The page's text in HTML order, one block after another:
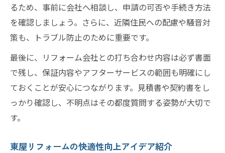
るため、事前に会社へ相談し、申請の可否や手続き方法
を確認しましょう。さらに、近隣住民への配慮や騒音対
策も、トラブル防止のために重要です。
最後に、リフォーム会社との打ち合わせ内容は必ず書面
で残し、保証内容やアフターサービスの範囲も明確にし
ておくことが安心につながります。見積書や契約書をし
っかり確認し、不明点はその都度質問する姿勢が大切で
す。
東屋リフォームの快適性向上アイデア紹介